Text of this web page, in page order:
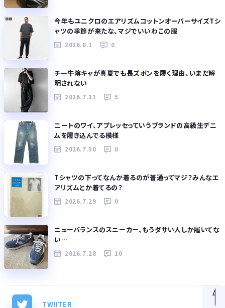
今年もユニクロのエアリズムコットンオーバーサイズTシ
ャツの季節が来たな、マジでいいわこの服
2026.8.1 0
チー牛陰キャが真夏でも長ズボンを履く理由、いまだ解
明されない
2026.7.31 5
ニートのワイ、アプレッセっていうブランドの高級生デニ
ムを履き込んでる模様
2026.7.30 0
Tシャツの下ってなんか着るのが普通ってマジ？みんなエ
アリズムとか着てるの？
2026.7.29 0
ニューバランスのスニーカー、もうダサい人しか履いてな
い…
2026.7.28 10
TWIITER